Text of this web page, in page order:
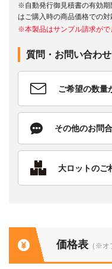
※自動発行御見積書の有効期
はご購入時の商品価格での対
※本製品はサンプル請求がで
質問・お問い合わせ
ご希望の数量
その他のお問
大ロットのご
価格表 （※オ